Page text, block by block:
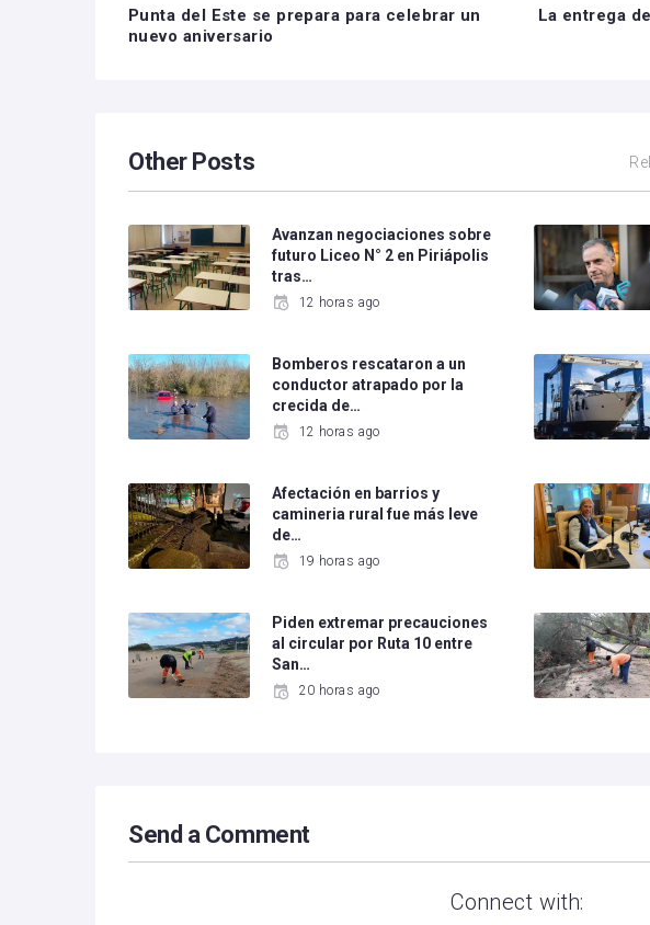
Punta del Este se prepara para celebrar un
nuevo aniversario
La entrega
Other Posts
Avanzan negociaciones sobre
futuro Liceo N° 2 en Piriápolis
tras…
12 horas ago
Bomberos rescataron a un
conductor atrapado por la
crecida de…
12 horas ago
Afectación en barrios y
camineria rural fue más leve
de…
19 horas ago
Piden extremar precauciones
al circular por Ruta 10 entre
San…
20 horas ago
Send a Comment
Connect with: